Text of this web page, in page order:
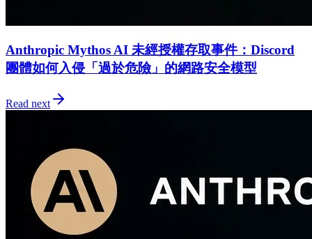
Anthropic Mythos AI 未經授權存取事件：Discord
團體如何入侵「過於危險」的網路安全模型
Read next